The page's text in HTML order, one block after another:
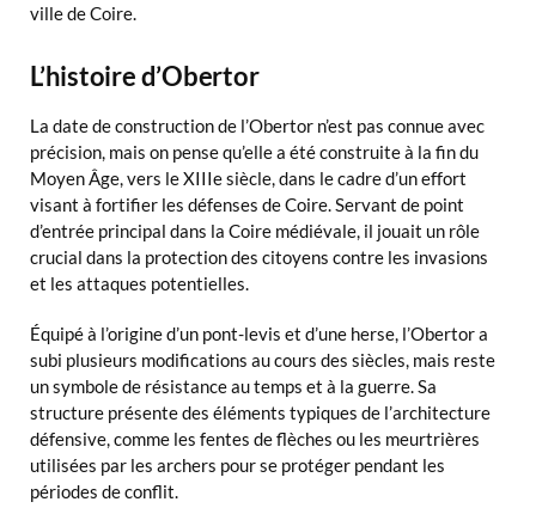
ville de Coire.
L’histoire d’Obertor
La date de construction de l’Obertor n’est pas connue avec
précision, mais on pense qu’elle a été construite à la fin du
Moyen Âge, vers le XIIIe siècle, dans le cadre d’un effort
visant à fortifier les défenses de Coire. Servant de point
d’entrée principal dans la Coire médiévale, il jouait un rôle
crucial dans la protection des citoyens contre les invasions
et les attaques potentielles.
Équipé à l’origine d’un pont-levis et d’une herse, l’Obertor a
subi plusieurs modifications au cours des siècles, mais reste
un symbole de résistance au temps et à la guerre. Sa
structure présente des éléments typiques de l’architecture
défensive, comme les fentes de flèches ou les meurtrières
utilisées par les archers pour se protéger pendant les
périodes de conflit.